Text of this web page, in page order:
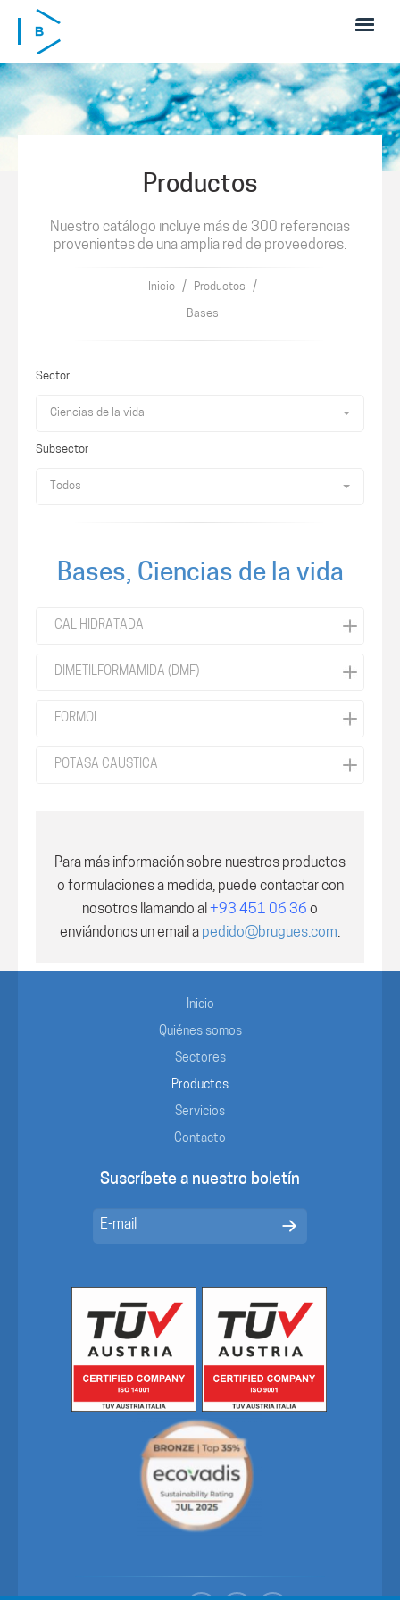
Pasar al contenido principal
Productos
Nuestro catálogo incluye más de 300 referencias
provenientes de una amplia red de proveedores.
Inicio / Productos /
Bases
Sector
Ciencias de la vida
Subsector
Todos
Bases, Ciencias de la vida
CAL HIDRATADA
DIMETILFORMAMIDA (DMF)
FORMOL
POTASA CAUSTICA
Para más información sobre nuestros productos
o formulaciones a medida, puede contactar con
nosotros llamando al +93 451 06 36 o
enviándonos un email a pedido@brugues.com.
Inicio
Quiénes somos
Sectores
Productos
Servicios
Contacto
Suscríbete a nuestro boletín